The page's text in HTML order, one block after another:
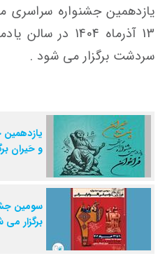
سردشت برگزار می شود .
و حَیران
سومین
برگزار می